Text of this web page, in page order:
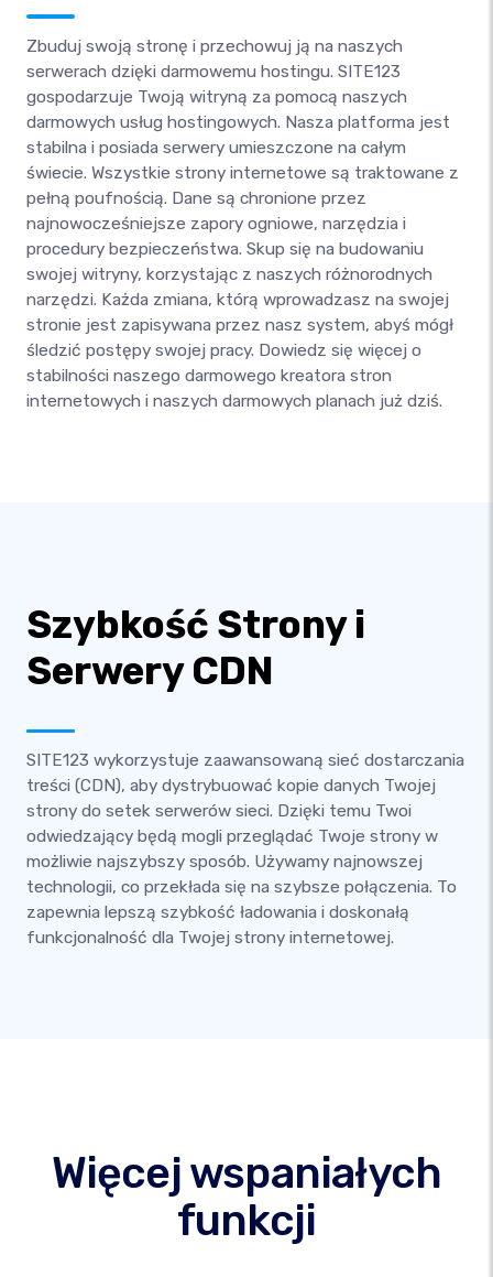
Zbuduj swoją stronę i przechowuj ją na naszych
serwerach dzięki darmowemu hostingu. SITE123
gospodarzuje Twoją witryną za pomocą naszych
darmowych usług hostingowych. Nasza platforma jest
stabilna i posiada serwery umieszczone na całym
świecie. Wszystkie strony internetowe są traktowane z
pełną poufnością. Dane są chronione przez
najnowocześniejsze zapory ogniowe, narzędzia i
procedury bezpieczeństwa. Skup się na budowaniu
swojej witryny, korzystając z naszych różnorodnych
narzędzi. Każda zmiana, którą wprowadzasz na swojej
stronie jest zapisywana przez nasz system, abyś mógł
śledzić postępy swojej pracy. Dowiedz się więcej o
stabilności naszego darmowego kreatora stron
internetowych i naszych darmowych planach już dziś.
Szybkość Strony i
Serwery CDN
SITE123 wykorzystuje zaawansowaną sieć dostarczania
treści (CDN), aby dystrybuować kopie danych Twojej
strony do setek serwerów sieci. Dzięki temu Twoi
odwiedzający będą mogli przeglądać Twoje strony w
możliwie najszybszy sposób. Używamy najnowszej
technologii, co przekłada się na szybsze połączenia. To
zapewnia lepszą szybkość ładowania i doskonałą
funkcjonalność dla Twojej strony internetowej.
Więcej wspaniałych
funkcji